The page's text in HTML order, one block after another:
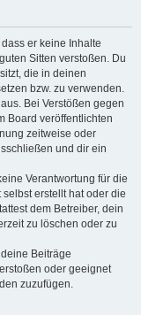
er keine Inhalte
Sitten verstoßen. Du
die in deinen
bzw. zu verwenden.
Bei Verstößen gegen
Board veröffentlichten
zeitweise oder
und dir ein
Verantwortung für die
erstellt hat oder die
dem Betreiber, dein
zu löschen oder zu
Beiträge
oder geeignet
zuzufügen.